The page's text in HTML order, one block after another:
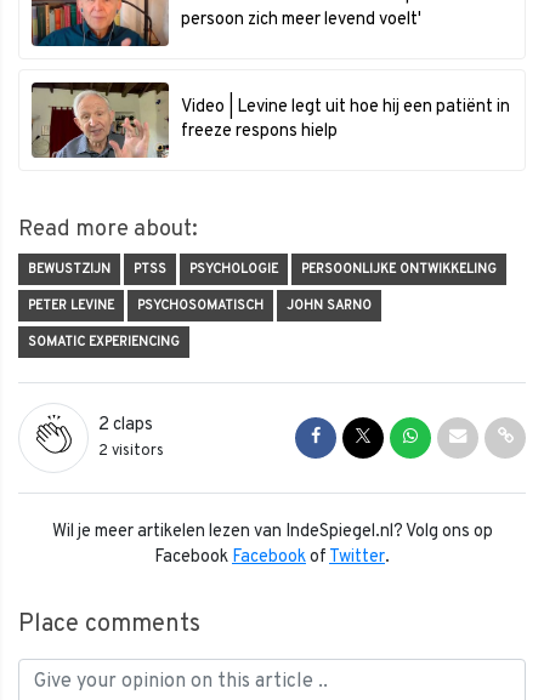
persoon zich meer levend voelt'
Video | Levine legt uit hoe hij een patiënt in
freeze respons hielp
Read more about:
BEWUSTZIJN PTSS PSYCHOLOGIE PERSOONLIJKE ONTWIKKELING
PETER LEVINE PSYCHOSOMATISCH JOHN SARNO
SOMATIC EXPERIENCING
2 claps
2 visitors
Share on Facebook
Share on Twitter
Share onShare via
Wil je meer artikelen lezen van IndeSpiegel.nl? Volg ons op
FacebookFacebookofTwitter.
Place comments